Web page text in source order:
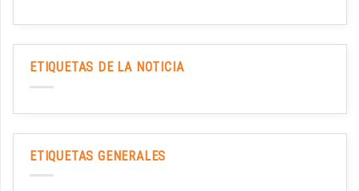
ETIQUETAS DE LA NOTICIA
ETIQUETAS GENERALES